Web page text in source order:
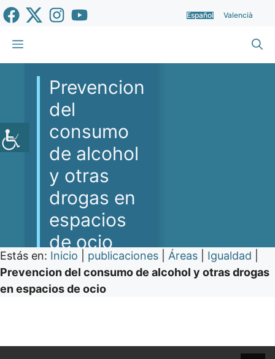
Saltar
al
contenido
Español Valencià
Menú
Prevencion
del
consumo
de alcohol
y otras
drogas en
espacios
de ocio
Estás en: Inicio publicaciones Áreas Igualdad
Prevencion del consumo de alcohol y otras drogas
en espacios de ocio